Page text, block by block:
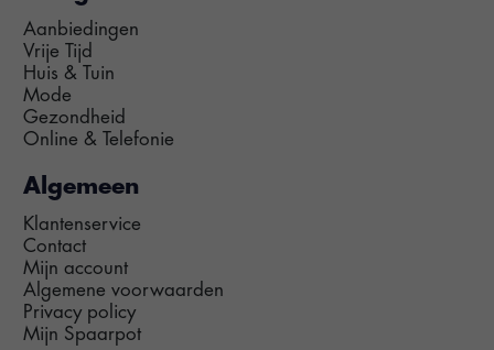
Aanbiedingen
Vrije Tijd
Huis & Tuin
Mode
Gezondheid
Online & Telefonie
Algemeen
Klantenservice
Contact
Mijn account
Algemene voorwaarden
Privacy policy
Mijn Spaarpot